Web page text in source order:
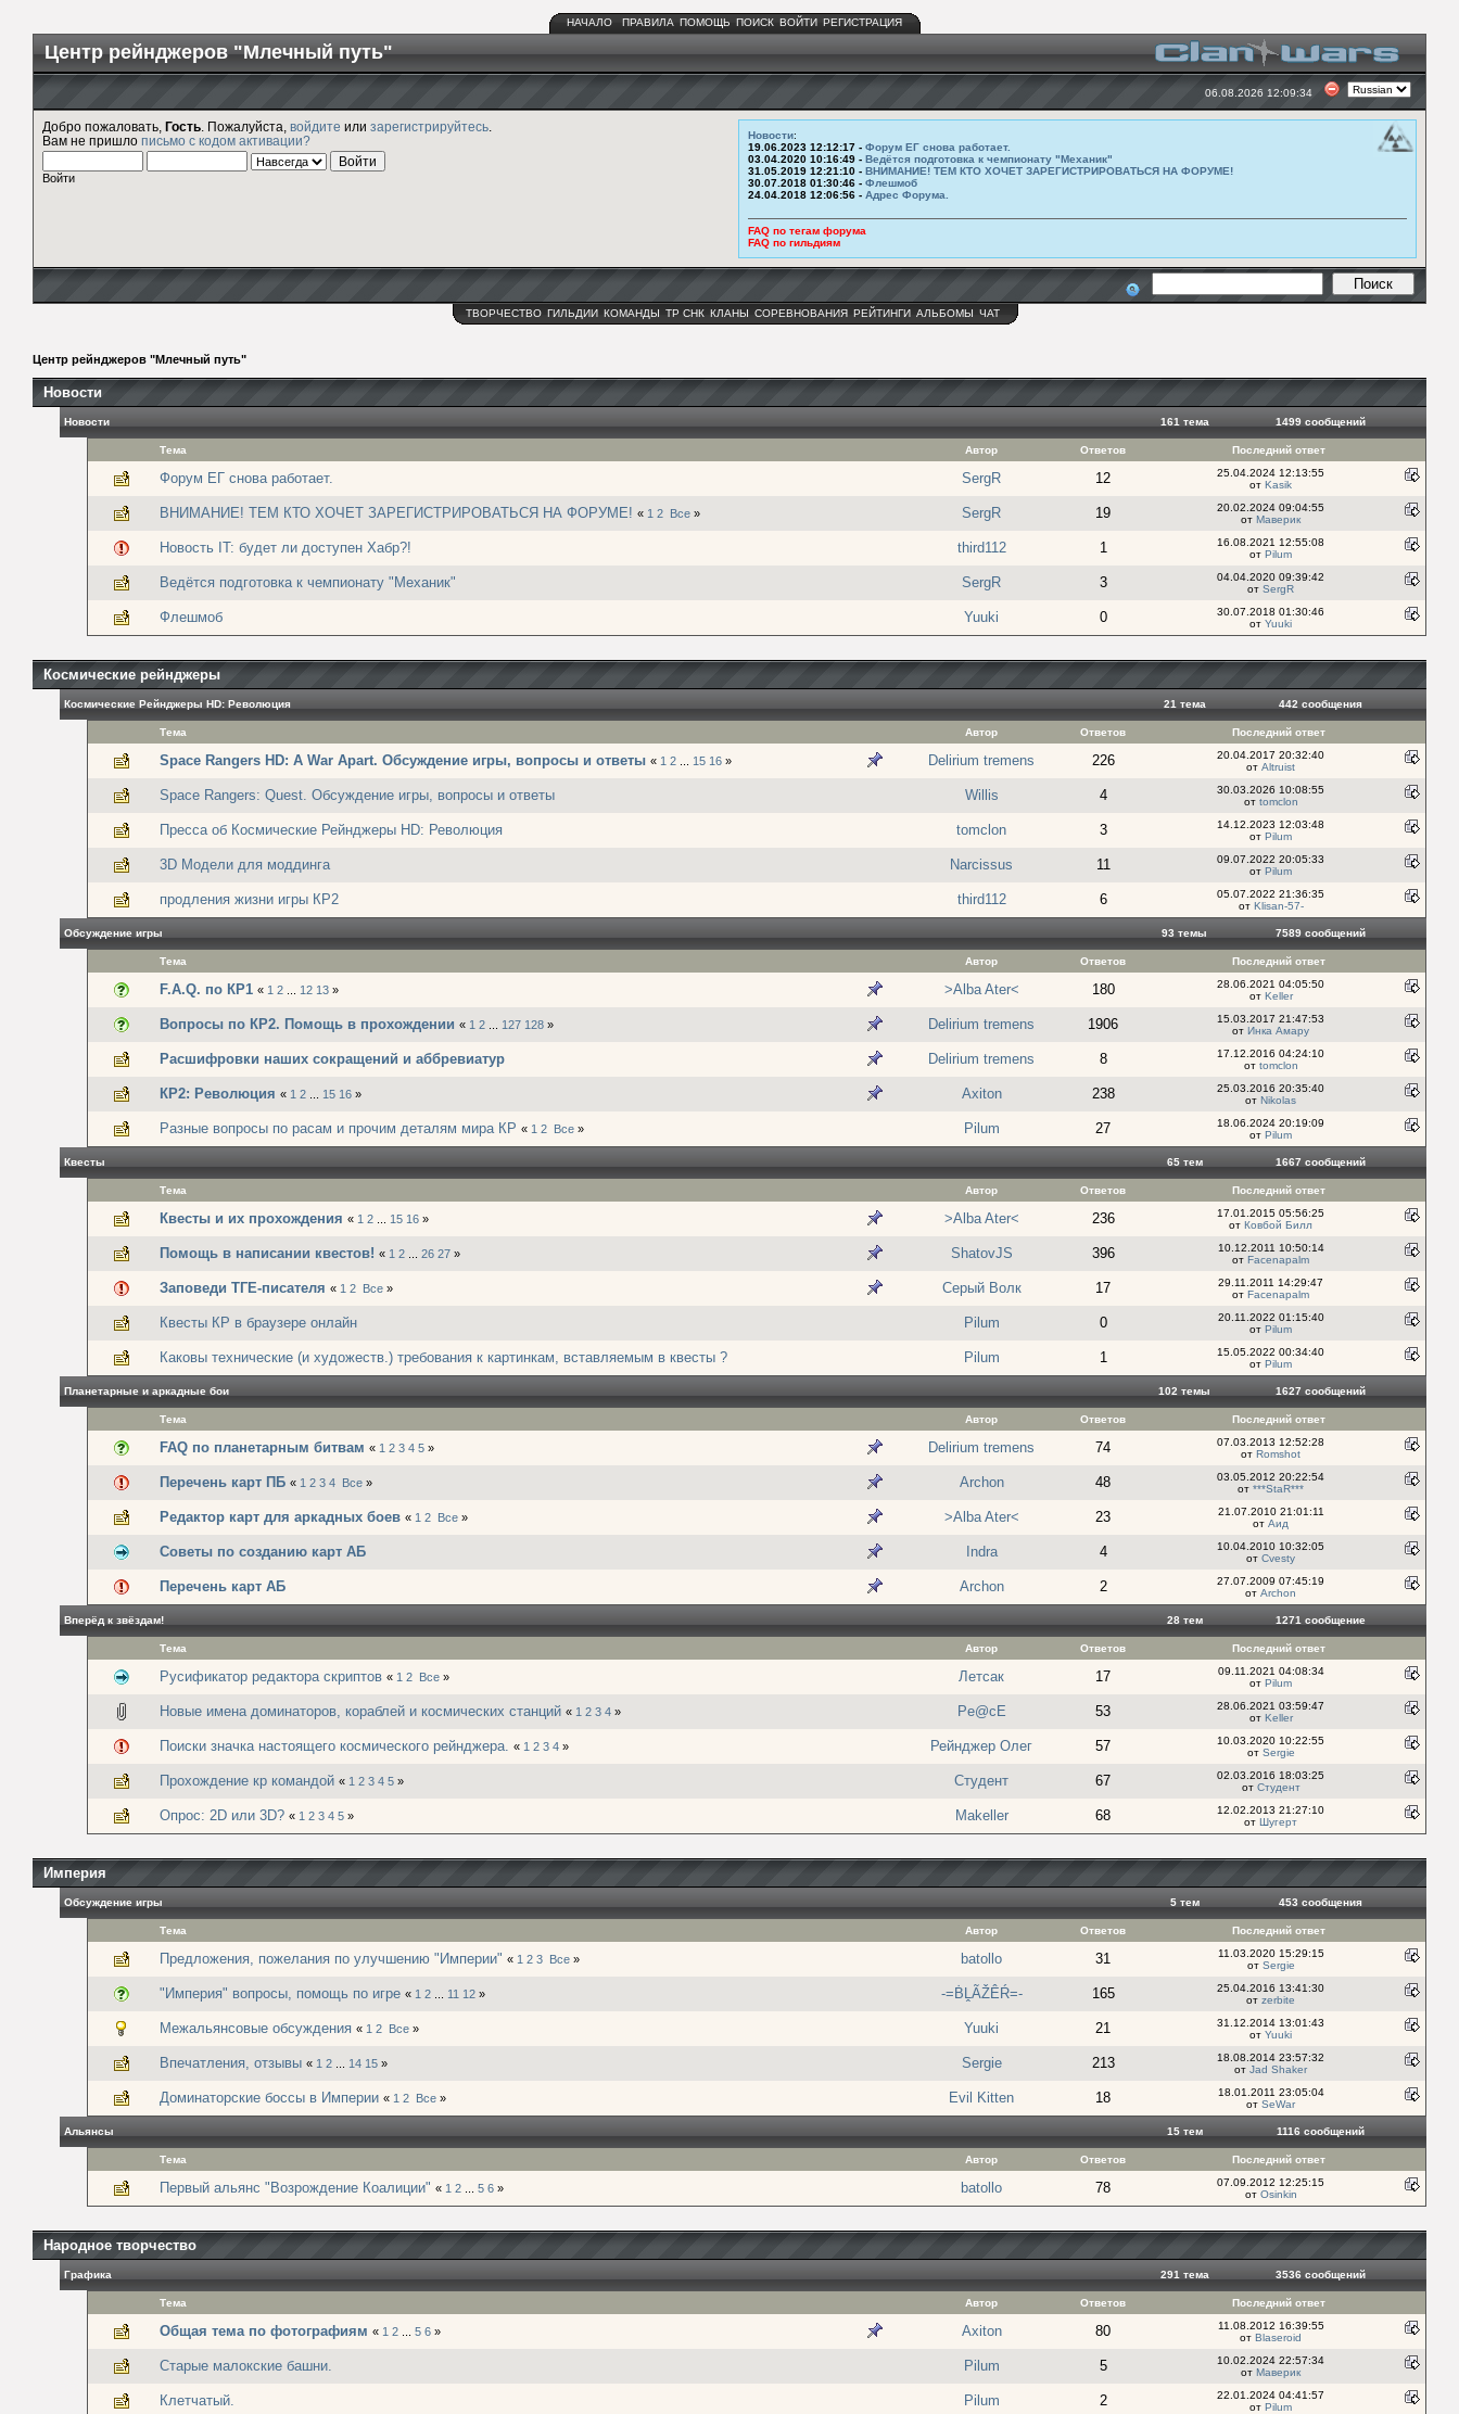
НАЧАЛО ПРАВИЛА ПОМОЩЬ ПОИСК ВОЙТИ РЕГИСТРАЦИЯ
Центр рейнджеров "Млечный путь"
06.08.2026 12:09:34
Добро пожаловать, Гость . Пожалуйста, войдите или зарегистрируйтесь
Вам не пришло письмо с кодом активации?
Войти
Новости:
19.06.2023 12:12:17 - Форум ЕГ снова работает.
03.04.2020 10:16:49 - Ведётся подготовка к чемпионату "Механик"
31.05.2019 12:21:10 - ВНИМАНИЕ! ТЕМ КТО ХОЧЕТ ЗАРЕГИСТРИРОВАТЬСЯ НА ФОРУМЕ!
30.07.2018 01:30:46 - Флешмоб
24.04.2018 12:06:56 - Адрес Форума.
FAQ по тегам форума
FAQ по гильдиям
ТВОРЧЕСТВО ГИЛЬДИИ КОМАНДЫ ТР СНК КЛАНЫ СОРЕВНОВАНИЯ РЕЙТИНГИ АЛЬБОМЫ ЧАТ
Центр рейнджеров "Млечный путь"
Новости
1499 cообщений
161 тема
Новости
Тема Автор Ответов Последний ответ
Форум ЕГ снова работает. SergR 12
25.04.2024 12:13:55
от Kasik
ВНИМАНИЕ! ТЕМ КТО ХОЧЕТ ЗАРЕГИСТРИРОВАТЬСЯ НА ФОРУМЕ! « 1 2 Все » SergR 19
20.02.2024 09:04:55
от Маверик
Новость IT: будет ли доступен Хабр?! third112 1
16.08.2021 12:55:08
от Pilum
Ведётся подготовка к чемпионату "Механик" SergR 3
04.04.2020 09:39:42
от SergR
Флешмоб Yuuki 0
30.07.2018 01:30:46
от Yuuki
Космические рейнджеры
442 cообщения
21 тема
Космические Рейнджеры HD: Революция
Тема Автор Ответов Последний ответ
Space Rangers HD: A War Apart. Обсуждение игры, вопросы и ответы « 1 2 15 16 » Delirium tremens 226
20.04.2017 20:32:40
от Altruist
Space Rangers: Quest. Обсуждение игры, вопросы и ответы Willis 4
30.03.2026 10:08:55
от tomclon
Пресса об Космические Рейнджеры HD: Революция tomclon 3
14.12.2023 12:03:48
от Pilum
3D Модели для моддинга Narcissus 11
09.07.2022 20:05:33
от Pilum
продления жизни игры КР2 third112 6
05.07.2022 21:36:35
от Klisan-57-
7589 cообщений
93 темы
Обсуждение игры
Тема Автор Ответов Последний ответ
F.A.Q. по КР1 « 1 2 12 13 » >Alba Ater< 180
28.06.2021 04:05:50
от Keller
Вопросы по КР2. Помощь в прохождении « 1 2 127 128 » Delirium tremens 1906
15.03.2017 21:47:53
от Инка Амару
Расшифровки наших сокращений и аббревиатур Delirium tremens 8
17.12.2016 04:24:10
от tomclon
КР2: Революция « 1 2 15 16 » Axiton 238
25.03.2016 20:35:40
от Nikolas
Разные вопросы по расам и прочим деталям мира КР « 1 2 Все » Pilum 27
18.06.2024 20:19:09
от Pilum
1667 cообщений
65 тем
Квесты
Тема Автор Ответов Последний ответ
Квесты и их прохождения « 1 2 15 16 » >Alba Ater< 236
17.01.2015 05:56:25
от Ковбой Билл
Помощь в написании квестов! « 1 2 26 27 » ShatovJS 396
10.12.2011 10:50:14
от Facenapalm
Заповеди ТГЕ-писателя « 1 2 Все » Серый Волк 17
29.11.2011 14:29:47
от Facenapalm
Квесты КР в браузере онлайн Pilum 0
20.11.2022 01:15:40
от Pilum
Каковы технические (и художеств.) требования к картинкам, вставляемым в квесты ? Pilum 1
15.05.2022 00:34:40
от Pilum
1627 cообщений
102 темы
Планетарные и аркадные бои
Тема Автор Ответов Последний ответ
FAQ по планетарным битвам « 1 2 3 4 5 » Delirium tremens 74
07.03.2013 12:52:28
от Romshot
Перечень карт ПБ « 1 2 3 4 Все » Archon 48
03.05.2012 20:22:54
от ***StaR***
Редактор карт для аркадных боев « 1 2 Все » >Alba Ater< 23
21.07.2010 21:01:11
от Аид
Советы по созданию карт АБ Indra 4
10.04.2010 10:32:05
от Cvesty
Перечень карт АБ Archon 2
27.07.2009 07:45:19
от Archon
1271 cообщение
28 тем
Вперёд к звёздам!
Тема Автор Ответов Последний ответ
Русификатор редактора скриптов « 1 2 Все » Летсак 17
09.11.2021 04:08:34
от Pilum
Новые имена доминаторов, кораблей и космических станций « 1 2 3 4 » Pe@cE 53
28.06.2021 03:59:47
от Keller
Поиски значка настоящего космического рейнджера. « 1 2 3 4 » Рейнджер Олег 57
10.03.2020 10:22:55
от Sergie
Прохождение кр командой « 1 2 3 4 5 » Студент 67
02.03.2016 18:03:25
от Студент
Опрос: 2D или 3D? « 1 2 3 4 5 » Makeller 68
12.02.2013 21:27:10
от Шугерт
Империя
453 cообщения
5 тем
Обсуждение игры
Тема Автор Ответов Последний ответ
Предложения, пожелания по улучшению "Империи" « 1 2 3 Все » batollo 31
11.03.2020 15:29:15
от Sergie
"Империя" вопросы, помощь по игре « 1 2 11 12 » -=ḂḼÃŽÊŔ=- 165
25.04.2016 13:41:30
от zerbite
Межальянсовые обсуждения « 1 2 Все » Yuuki 21
31.12.2014 13:01:43
от Yuuki
Впечатления, отзывы « 1 2 14 15 » Sergie 213
18.08.2014 23:57:32
от Jad Shaker
Доминаторские боссы в Империи « 1 2 Все » Evil Kitten 18
18.01.2011 23:05:04
от SeWar
1116 cообщений
15 тем
Альянсы
Тема Автор Ответов Последний ответ
Первый альянс "Возрождение Коалиции" « 1 2 5 6 » batollo 78
07.09.2012 12:25:15
от Osinkin
Народное творчество
3536 cообщений
291 тема
Графика
Тема Автор Ответов Последний ответ
Общая тема по фотографиям « 1 2 5 6 » Axiton 80
11.08.2012 16:39:55
от Blaseroid
Старые малокские башни. Pilum 5
10.02.2024 22:57:34
от Маверик
Клетчатый. Pilum 2
22.01.2024 04:41:57
от Pilum